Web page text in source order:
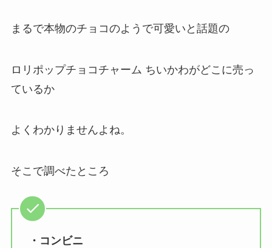
まるで本物のチョコのようで可愛いと話題の
ロリポップチョコチャーム ちいかわがどこに売っ
ているか
よくわかりませんよね。
そこで調べたところ
・コンビニ